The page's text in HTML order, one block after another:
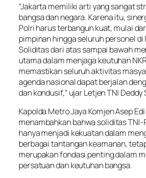
“Jakarta memiliki arti yang sangat
bangsa dan negara. Karena itu,
Polri harus terbangun kuat, mulai
pimpinan hingga seluruh personel di
Soliditas dari atas sampai bawah
utama dalam menjaga keutuhan
memastikan seluruh aktivitas
agenda nasional dapat berjalan
dan kondusif,” ujar Letjen TNI Deddy
Kapolda Metro Jaya Komjen Asep
menambahkan bahwa soliditas
hanya menjadi kekuatan dalam
berbagai tantangan keamanan,
merupakan fondasi penting dalam
persatuan dan keutuhan bangsa.